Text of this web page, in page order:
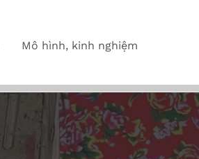
Mô hình, kinh nghiệm